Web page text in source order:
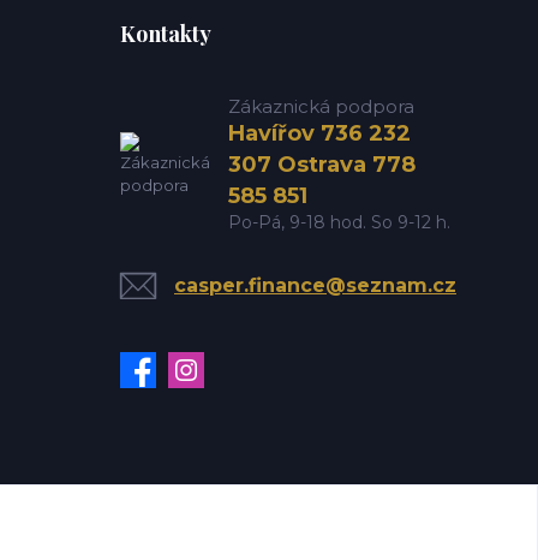
Kontakty
Zákaznická podpora
Havířov 736 232
307 Ostrava 778
585 851
Po-Pá, 9-18 hod. So 9-12 h.
casper.finance@seznam.cz